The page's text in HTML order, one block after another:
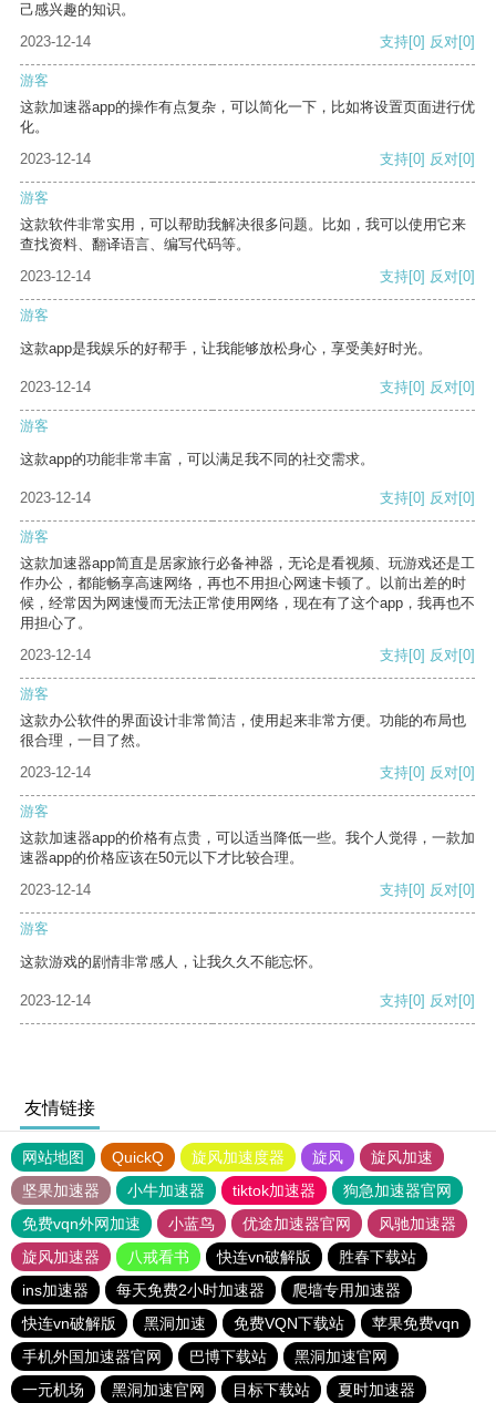
己感兴趣的知识。
2023-12-14
支持[0] 反对[0]
游客
这款加速器app的操作有点复杂，可以简化一下，比如将设置页面进行优
化。
2023-12-14
支持[0] 反对[0]
游客
这款软件非常实用，可以帮助我解决很多问题。比如，我可以使用它来
查找资料、翻译语言、编写代码等。
2023-12-14
支持[0] 反对[0]
游客
这款app是我娱乐的好帮手，让我能够放松身心，享受美好时光。
2023-12-14 支持[0] 反对[0]
游客
这款app的功能非常丰富，可以满足我不同的社交需求。
2023-12-14 支持[0] 反对[0]
游客
这款加速器app简直是居家旅行必备神器，无论是看视频、玩游戏还是工
作办公，都能畅享高速网络，再也不用担心网速卡顿了。以前出差的时
候，经常因为网速慢而无法正常使用网络，现在有了这个app，我再也不
用担心了。
2023-12-14
支持[0] 反对[0]
游客
这款办公软件的界面设计非常简洁，使用起来非常方便。功能的布局也
很合理，一目了然。
2023-12-14
支持[0] 反对[0]
游客
这款加速器app的价格有点贵，可以适当降低一些。我个人觉得，一款加
速器app的价格应该在50元以下才比较合理。
2023-12-14
支持[0] 反对[0]
游客
这款游戏的剧情非常感人，让我久久不能忘怀。
2023-12-14 支持[0] 反对[0]
友情链接
网站地图 QuickQ 旋风加速度器 旋风
旋风加速
坚果加速器
小牛加速器 tiktok加速器
狗急加速器官网
免费vqn外网加速
小蓝鸟 优途加速器官网
风驰加速器
旋风加速器
八戒看书 快连vn破解版
胜春下载站
ins加速器
每天免费2小时加速器
爬墙专用加速器
快连vn破解版
黑洞加速 免费VQN下载站
苹果免费vqn
手机外国加速器官网
巴博下载站
黑洞加速官网
一元机场
黑洞加速官网 目标下载站 夏时加速器